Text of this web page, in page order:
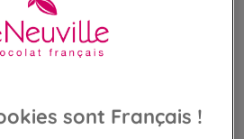
23,50 €
165g (142,42 €/kg)
sont Français !